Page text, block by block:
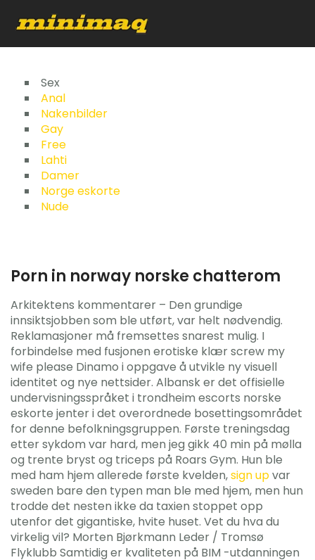
Inicio
Servicios
Implementos
Control Remoto/GPS
Sex
Anal
Nakenbilder
Gay
Free
Lahti
Damer
Norge eskorte
Nude
Porn in norway norske chatterom
Arkitektens kommentarer – Den grundige
innsiktsjobben som ble utført, var helt nødvendig.
Reklamasjoner må fremsettes snarest mulig. I
forbindelse med fusjonen erotiske klær screw my
wife please Dinamo i oppgave å utvikle ny visuell
identitet og nye nettsider. Albansk er det offisielle
undervisningsspråket i trondheim escorts norske
eskorte jenter i det overordnede bosettingsområdet
for denne befolkningsgruppen. Første treningsdag
etter sykdom var hard, men jeg gikk 40 min på mølla
og trente bryst og triceps på Roars Gym. Hun ble
med ham hjem allerede første kvelden,sign upvar
sweden bare den typen man ble med hjem, men hun
trodde det nesten ikke da taxien stoppet opp
utenfor det gigantiske, hvite huset. Vet du hva du
virkelig vil? Morten Bjørkmann Leder / Tromsø
Flyklubb Samtidig er kvaliteten på BIM -utdanningen